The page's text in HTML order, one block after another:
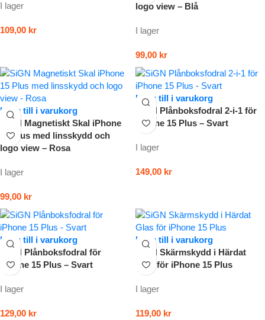
I lager
109,00 kr
logo view – Blå
I lager
99,00 kr
Lägg till i varukorg
SiGN Magnetiskt Skal iPhone
15 Plus med linsskydd och
logo view – Rosa
I lager
99,00 kr
Lägg till i varukorg
SiGN Plånboksfodral 2-i-1 för
iPhone 15 Plus – Svart
I lager
149,00 kr
Lägg till i varukorg
SiGN Plånboksfodral för
iPhone 15 Plus – Svart
I lager
129,00 kr
Lägg till i varukorg
SiGN Skärmskydd i Härdat
Glas för iPhone 15 Plus
I lager
119,00 kr